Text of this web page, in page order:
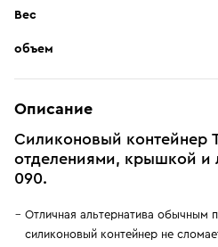
Вес
объем
Описание
Силиконовый контейнер
отделениями, крышкой и
090.
Отличная альтернатива обычным
силиконовый контейнер не